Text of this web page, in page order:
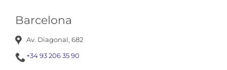
Barcelona
Av. Diagonal, 682
+34 93 206 35 90